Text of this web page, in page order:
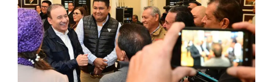
¿inclusión
O
Exclusión?